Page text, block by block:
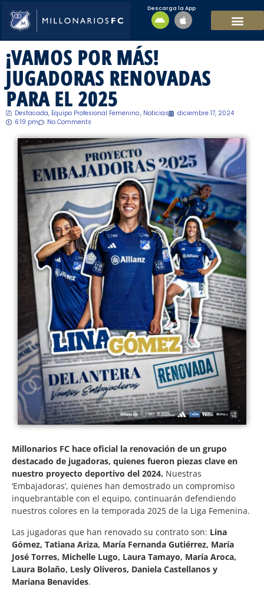
Descarga la App
¡VAMOS POR MÁS!
JUGADORAS RENOVADAS
PARA EL 2025
Destacada, Equipo Profesional Femenino., Noticias
diciembre 17, 2024
6:19 pm
No Comments
Millonarios FC hace oficial la renovación de un grupo
destacado de jugadoras, quienes fueron piezas clave en
nuestro proyecto deportivo del 2024. Nuestras
‘Embajadoras’, quienes han demostrado un compromiso
inquebrantable con el equipo, continuarán defendiendo
nuestros colores en la temporada 2025 de la Liga Femenina.
Las jugadoras que han renovado su contrato son: Lina
Gómez, Tatiana Ariza, María Fernanda Gutiérrez, María
José Torres, Michelle Lugo, Laura Tamayo, María Aroca,
Laura Bolaño, Lesly Oliveros, Daniela Castellanos y
Mariana Benavides.